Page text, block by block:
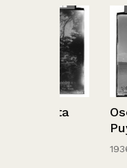
Osorno,
Puyehue
1936 - 1952